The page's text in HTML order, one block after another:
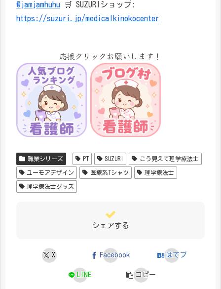
@jamjamhuhu 🛒 SUZURIショップ:
https://suzuri.jp/medicalkinokocenter
応援クリックお願いします！
職業シリーズ PT SUZURI こう見えて理学療法士
ユーモアデザイン 医療系Tシャツ 理学療法士
理学療法士グッズ
シェアする
X Facebook はてブ
LINE コピー